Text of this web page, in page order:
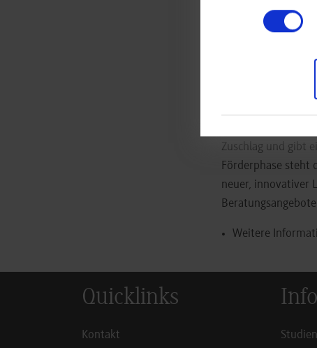
Der Studiengang
entwickelt und
Klinikum
Stuttgart,
Zuschlag und gibt
Förderphase steht
neuer, innovativer
Weitere
Quicklinks
Kontakt